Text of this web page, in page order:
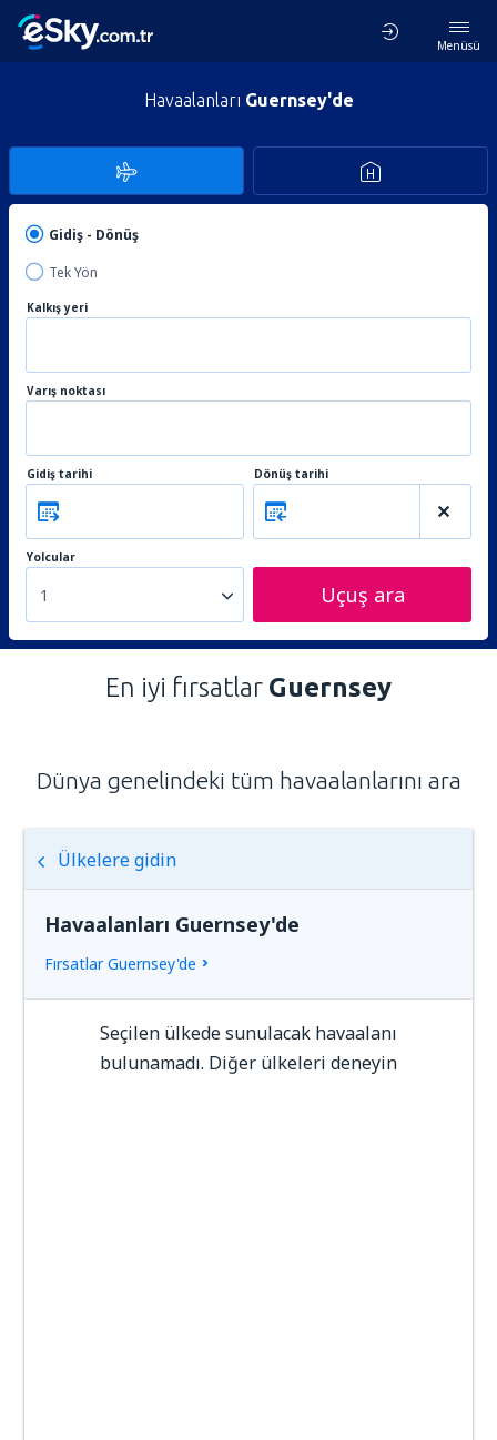
Menüsü
Havaalanları Guernsey'de
Gidiş - Dönüş
Tek Yön
Kalkış yeri
Varış noktası
Gidiş tarihi Dönüş tarihi
Yolcular
1 Uçuş ara
En iyi fırsatlar Guernsey
Dünya genelindeki tüm havaalanlarını ara
Ülkelere gidin
Havaalanları Guernsey'de
Fırsatlar Guernsey'de
Seçilen ülkede sunulacak havaalanı
bulunamadı. Diğer ülkeleri deneyin